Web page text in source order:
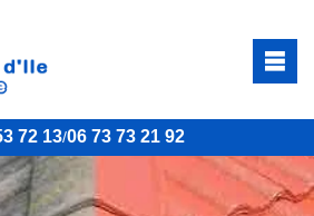
72 13/06 73 73 21 92